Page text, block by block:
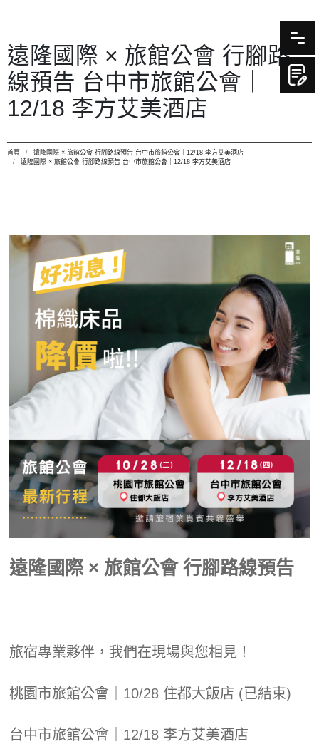
遠隆國際 × 旅館公會 行腳路
線預告 台中市旅館公會｜
12/18 李方艾美酒店
首頁
遠隆國際 × 旅館公會 行腳路線預告 台中市旅館公會｜12/18 李方艾美酒店
遠隆國際 × 旅館公會 行腳路線預告 台中市旅館公會｜12/18 李方艾美酒店
遠隆國際 × 旅館公會 行腳路線預告
旅宿專業夥伴，我們在現場與您相見！
桃園市旅館公會｜10/28 住都大飯店 (已結束)
台中市旅館公會｜12/18 李方艾美酒店